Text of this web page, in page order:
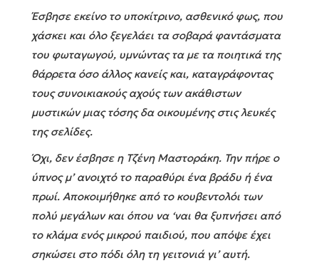
Έσβησε εκείνο το υποκίτρινο, ασθενικό φως, που
χάσκει και όλο ξεγελάει τα σοβαρά φαντάσματα
του φωταγωγού, υμνώντας τα με τα ποιητικά της
θάρρετα όσο άλλος κανείς και, καταγράφοντας
τους συνοικιακούς αχούς των ακάθιστων
μυστικών μιας τόσης δα οικουμένης στις λευκές
της σελίδες.
Όχι, δεν έσβησε η Τζένη Μαστοράκη. Την πήρε ο
ύπνος μ’ ανοιχτό το παραθύρι ένα βράδυ ή ένα
πρωί. Αποκοιμήθηκε από το κουβεντολόι των
πολύ μεγάλων και όπου να ‘ναι θα ξυπνήσει από
το κλάμα ενός μικρού παιδιού, που απόψε έχει
σηκώσει στο πόδι όλη τη γειτονιά γι’ αυτή.